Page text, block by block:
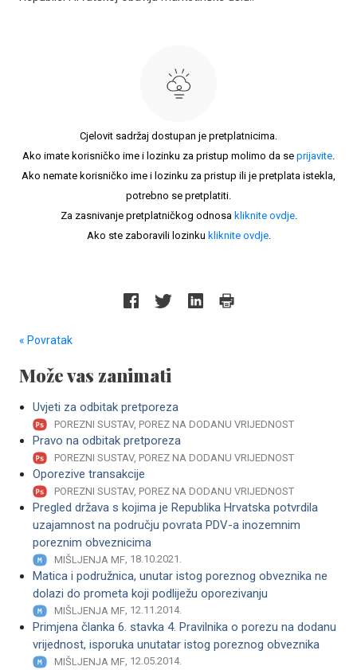
Cjelovit sadržaj dostupan je pretplatnicima.
Ako imate korisničko ime i lozinku za pristup molimo da se prijavite.
Ako nemate korisničko ime i lozinku za pristup ili je pretplata istekla,
potrebno se pretplatiti.
Za zasnivanje pretplatničkog odnosa kliknite ovdje.
Ako ste zaboravili lozinku kliknite ovdje.
« Povratak
Može vas zanimati
Uvjeti za odbitak pretporeza
POREZNI SUSTAV, POREZ NA DODANU VRIJEDNOST
Pravo na odbitak pretporeza
POREZNI SUSTAV, POREZ NA DODANU VRIJEDNOST
Oporezive transakcije
POREZNI SUSTAV, POREZ NA DODANU VRIJEDNOST
Pregled država s kojima je Republika Hrvatska potvrdila
uzajamnost na području povrata PDV-a inozemnim
poreznim obveznicima
MIŠLJENJA MF, 18.10.2021.
Matica i podružnica, unutar istog poreznog obveznika ne
dolazi do prometa koji podliježu oporezivanju
MIŠLJENJA MF, 12.11.2014.
Primjena članka 6. stavka 4. Pravilnika o porezu na dodanu
vrijednost, isporuka unutatar istog poreznog obveznika
MIŠLJENJA MF, 12.05.2014.